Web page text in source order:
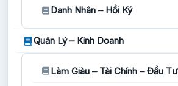
Danh Nhân – Hồi Ký
Quản Lý – Kinh Doanh
Làm Giàu – Tài Chính – Đầu Tư